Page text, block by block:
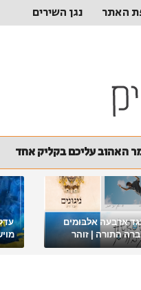
האתר נגן השירים
האהוב עליכם בקליק אחד
ארבעה אלבומים
התורה | זוהר